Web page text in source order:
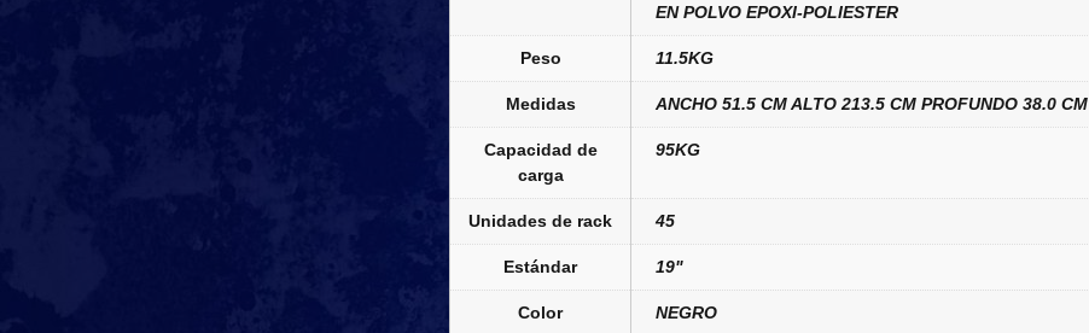
EN POLVO EPOXI-POLIESTER
Peso 11.5KG
Medidas ANCHO 51.5 CM ALTO 213.5 CM PROFUNDO 38.0 CM
Capacidad de
carga
95KG
Unidades de rack 45
Estándar 19"
Color NEGRO